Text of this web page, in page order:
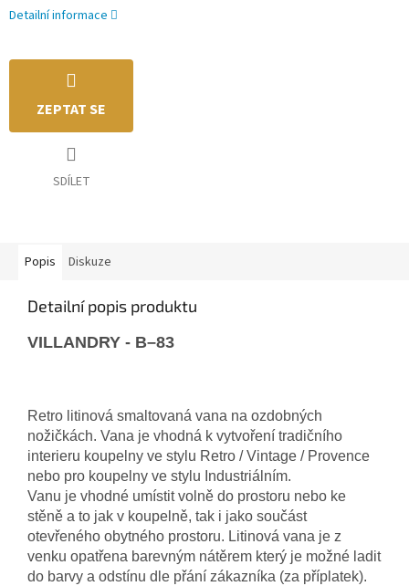
Detailní informace
ZEPTAT SE
SDÍLET
Popis Diskuze
Detailní popis produktu
VILLANDRY - B–83
Retro litinová smaltovaná vana na ozdobných
nožičkách. Vana je vhodná k vytvoření tradičního
interieru koupelny ve stylu Retro / Vintage / Provence
nebo pro koupelny ve stylu Industriálním.
Vanu je vhodné umístit volně do prostoru nebo ke
stěně a to jak v koupelně, tak i jako součást
otevřeného obytného prostoru. Litinová vana je z
venku opatřena barevným nátěrem který je možné ladit
do barvy a odstínu dle přání zákazníka (za příplatek).